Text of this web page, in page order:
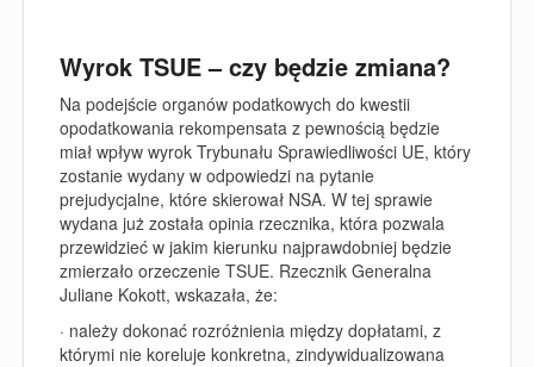
Wyrok TSUE – czy będzie zmiana?
Na podejście organów podatkowych do kwestii
opodatkowania rekompensata z pewnością będzie
miał wpływ wyrok Trybunału Sprawiedliwości UE, który
zostanie wydany w odpowiedzi na pytanie
prejudycjalne, które skierował NSA. W tej sprawie
wydana już została opinia rzecznika, która pozwala
przewidzieć w jakim kierunku najprawdobniej będzie
zmierzało orzeczenie TSUE. Rzecznik Generalna
Juliane Kokott, wskazała, że:
· należy dokonać rozróżnienia między dopłatami, z
którymi nie koreluje konkretna, zindywidualizowana